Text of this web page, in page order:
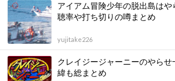
アイアム冒険少年の脱出島は
聴率や打ち切りの噂まとめ
yujitake226
クレイジージャーニーのやら
緯も総まとめ